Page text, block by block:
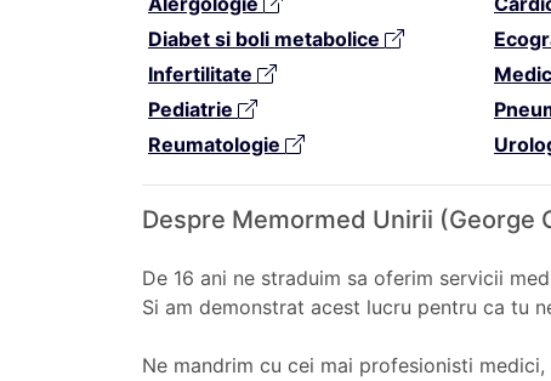
Diabet si boli metabolice
Infertilitate
Pediatrie
Reumatologie
Despre Memormed Unirii (George
De 16 ani ne straduim sa oferim servicii
Si am demonstrat acest lucru pentru ca tu
Ne mandrim cu cei mai profesionisti